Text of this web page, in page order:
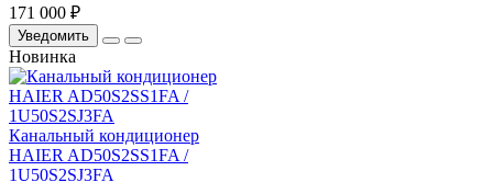
171 000 ₽
Уведомить
Новинка
Канальный кондиционер
HAIER AD50S2SS1FA /
1U50S2SJ3FA